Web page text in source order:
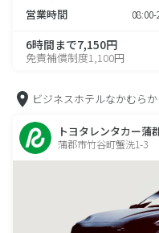
営業時間
6時間まで7,150円
免責補償制度1,100円
ビジネスホテルなかむらか
トヨタレンタカー蒲
蒲郡市竹谷町蟹洗1-3